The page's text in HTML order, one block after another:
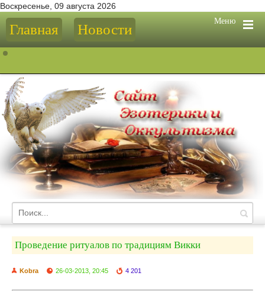
Воскресенье, 09 августа 2026
Меню
Главная Новости
Проведение ритуалов по традициям Викки
Kobra 26-03-2013, 20:45 4 201